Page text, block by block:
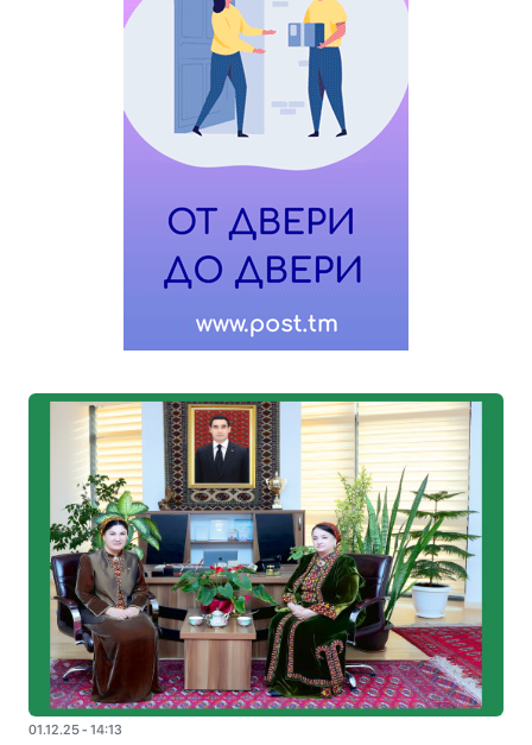
01.12.25 - 14:13